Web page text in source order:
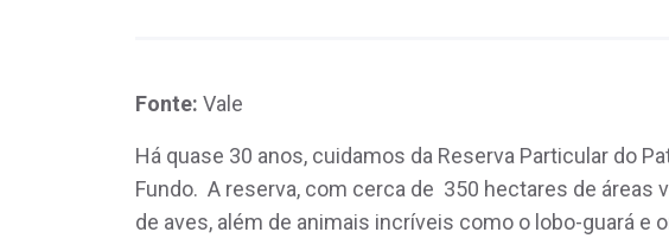
Fonte: Vale
Há quase 30 anos, cuidamos da Reserva Particular do
Fundo. A reserva, com cerca de 350 hectares de áreas
de aves, além de animais incríveis como o lobo-guará e